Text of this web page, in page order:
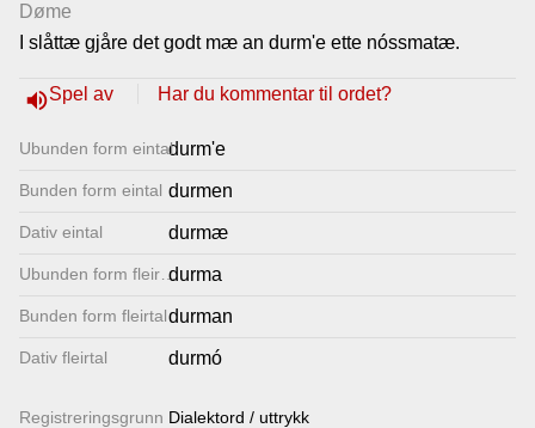
Døme
I slåttæ gjåre det godt mæ an durm'e ette nóssmatæ.
volume_upSpel av Har du kommentar til ordet?
Ubunden form eintaldurm'e
Bunden form eintal durmen
Dativ eintal durmæ
Ubunden form fleirtal
durma
Bunden form fleirtaldurman
Dativ fleirtal durmó
Registrerings­grunn Dialektord / uttrykk
Gjestebok
Nyhende
Lenkjer
oss